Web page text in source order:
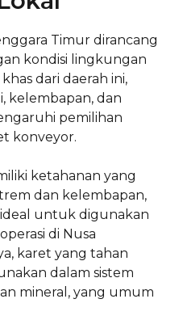
Timur dirancang
kondisi lingkungan
dari daerah ini,
kelembapan, dan
pemilihan
konveyor.
ketahanan yang
dan kelembapan,
untuk digunakan
di Nusa
karet yang tahan
dalam sistem
mineral, yang umum